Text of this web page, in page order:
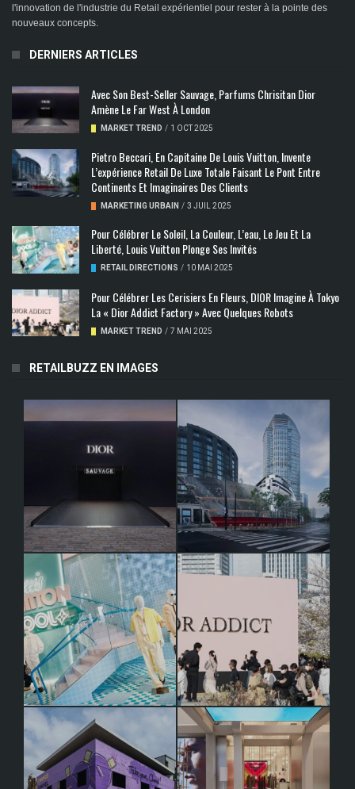
l'innovation de l'industrie du Retail expérientiel pour rester à la pointe des
nouveaux concepts.
DERNIERS ARTICLES
Avec Son Best-Seller Sauvage, Parfums Chrisitan Dior
Amène Le Far West À London
MARKET TREND / 1 OCT 2025
Pietro Beccari, En Capitaine De Louis Vuitton, Invente
L’expérience Retail De Luxe Totale Faisant Le Pont Entre
Continents Et Imaginaires Des Clients
MARKETING URBAIN / 3 JUIL 2025
Pour Célébrer Le Soleil, La Couleur, L’eau, Le Jeu Et La
Liberté, Louis Vuitton Plonge Ses Invités
RETAIL DIRECTIONS / 10 MAI 2025
Pour Célébrer Les Cerisiers En Fleurs, DIOR Imagine À Tokyo
La « Dior Addict Factory » Avec Quelques Robots
MARKET TREND / 7 MAI 2025
RETAILBUZZ EN IMAGES